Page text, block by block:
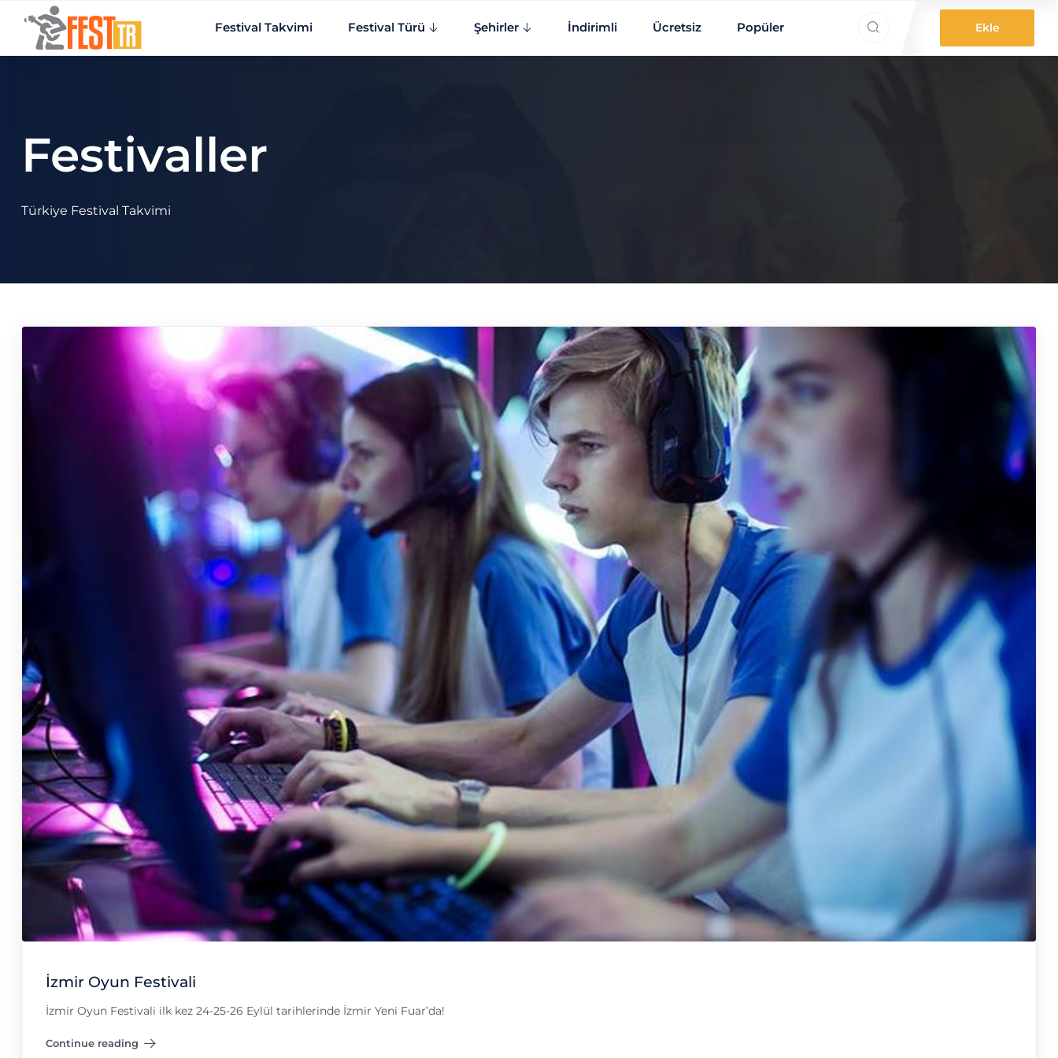
Ana içeriğe atla
Festival Takvimi
Festival Türü Şehirler İndirimli Ücretsiz Popüler Ekle
ne aradınız?
Festivaller
Türkiye Festival Takvimi
İzmir Oyun Festivali
İzmir Oyun Festivali ilk kez 24-25-26 Eylül tarihlerinde İzmir Yeni Fuar’da!
Continue reading
"İzmir Oyun Festivali"